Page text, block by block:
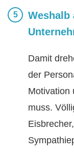
Weshalb
Damit
der
Motivation
muss.